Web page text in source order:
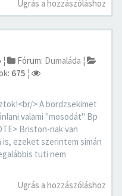
Ugrás a hozzászóláshoz
¦ Fórum: Dumaláda ¦
675 ¦
> A bördzsekimet
valami "mosodát" Bp
Briston-nak van
ezeket szerintem simán
tuti nem
Ugrás a hozzászóláshoz